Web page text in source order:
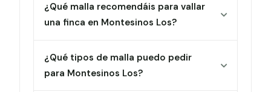
¿Qué malla recomendáis para vallar
una finca en Montesinos Los?
¿Qué tipos de malla puedo pedir
para Montesinos Los?